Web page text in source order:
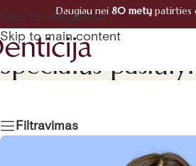
Skip to navigation
Skip to main content
+370 660 07770
Daugiau nei 80 metųpatirties
Specialūs
Filtravimas